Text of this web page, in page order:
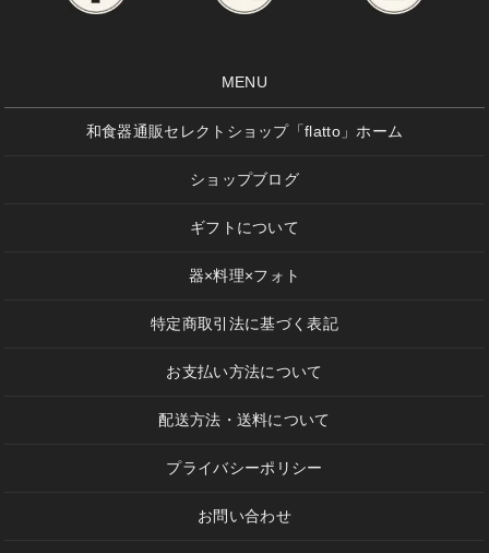
MENU
和食器通販セレクトショップ「flatto」ホーム
ショップブログ
ギフトについて
器×料理×フォト
特定商取引法に基づく表記
お支払い方法について
配送方法・送料について
プライバシーポリシー
お問い合わせ